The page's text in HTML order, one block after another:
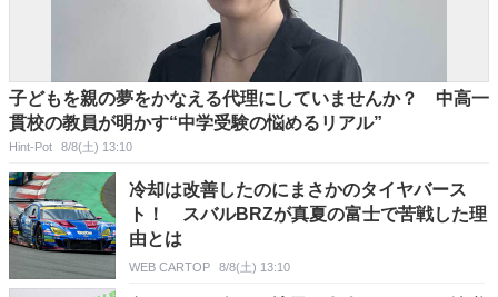
子どもを親の夢をかなえる代理にしていませんか？ 中高一
貫校の教員が明かす“中学受験の悩めるリアル”
Hint-Pot 8/8(土) 13:10
冷却は改善したのにまさかのタイヤバース
ト！ スバルBRZが真夏の富士で苦戦した理
由とは
WEB CARTOP 8/8(土) 13:10